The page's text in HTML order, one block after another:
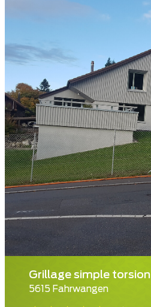
Grillage simple torsion
5615 Fahrwangen